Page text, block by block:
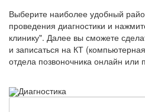
Выберите наиболее удобный
проведения диагностики и
клинику". Далее вы сможете
и записаться на КТ
отдела позвоночника онлайн или
Диагностика